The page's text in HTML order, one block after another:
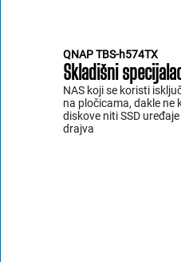
QNAP TBS-h574TX
Skladišni
NAS koji se koristi
na pločicama, dakle ne
diskove niti SSD
drajva